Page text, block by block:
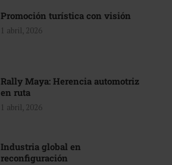
Promoción turística con visión
1 abril, 2026
Rally Maya: Herencia automotriz
en ruta
1 abril, 2026
Industria global en
reconfiguración